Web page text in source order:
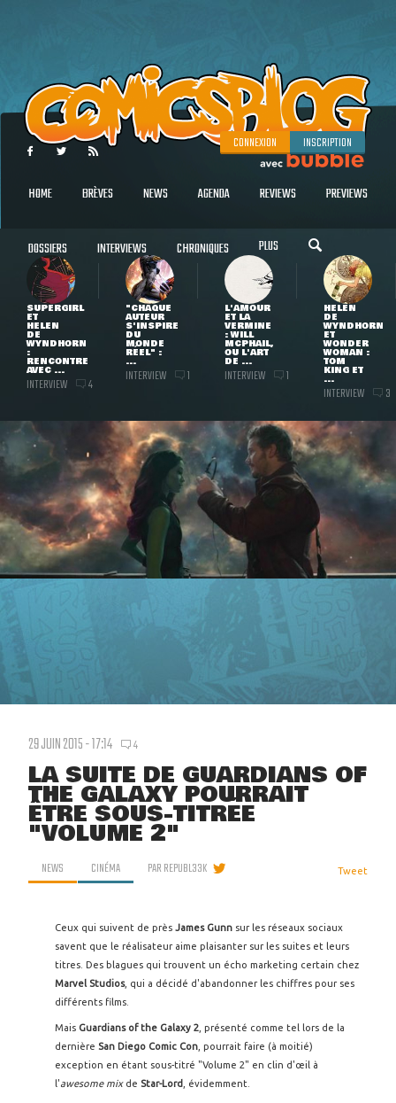
CONNEXION INSCRIPTION
HOME BRÈVES NEWS AGENDA REVIEWS PREVIEWS
DOSSIERS INTERVIEWS CHRONIQUES PLUS
SUPERGIRL
ET
HELEN
DE
WYNDHORN
:
RENCONTRE
AVEC ...
INTERVIEW 4
"CHAQUE
AUTEUR
S'INSPIRE
DU
MONDE
RÉEL" :
...
INTERVIEW 1
L'AMOUR
ET LA
VERMINE
: WILL
MCPHAIL,
OU L'ART
DE ...
INTERVIEW 1
HELEN
DE
WYNDHORN
ET
WONDER
WOMAN :
TOM
KING ET
...
INTERVIEW 3
29 JUIN 2015 - 17:14 4
LA SUITE DE GUARDIANS OF
THE GALAXY POURRAIT
ÊTRE SOUS-TITRÉE
"VOLUME 2"
NEWS CINÉMA PARREPUBL33K Tweet
Ceux qui suivent de près James Gunn sur les réseaux sociaux
savent que le réalisateur aime plaisanter sur les suites et leurs
titres. Des blagues qui trouvent un écho marketing certain chez
Marvel Studios, qui a décidé d'abandonner les chiffres pour ses
différents films.
Mais Guardians of the Galaxy 2 , présenté comme tel lors de la
dernière San Diego Comic Con , pourrait faire (à moitié)
exception en étant sous-titré "Volume 2" en clin d'œil à
l'awesome mixde Star-Lord , évidemment.